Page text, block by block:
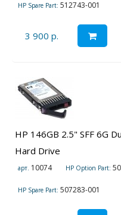
HP Spare Part: 512743-001
3 900 р.
HP 146GB 2.5" SFF 6G
Hard Drive
арт. 10074 HP Option Part:
HP Spare Part: 507283-001